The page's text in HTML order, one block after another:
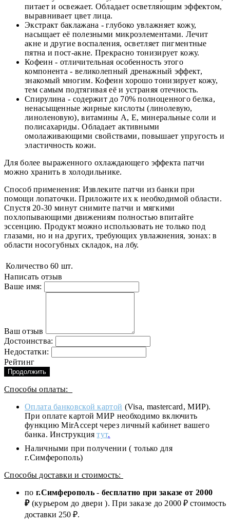
питает и освежает. Обладает осветляющим эффектом,
выравнивает цвет лица.
Экстракт баклажана - глубоко увлажняет кожу,
насыщает её полезными микроэлементами. Лечит
акне и другие воспаления, осветляет пигментные
пятна и пост-акне. Прекрасно тонизирует кожу.
Кофеин - отличительная особенность этого
компонента - великолепный дренажный эффект,
знакомый многим. Кофеин хорошо тонизирует кожу,
тем самым подтягивая её и устраняя отечность.
Спирулина - содержит до 70% полноценного белка,
ненасыщенные жирные кислоты (линолевую,
линоленовую), витамины А, Е, минеральные соли и
полисахариды. Обладает активными
омолаживающими свойствами, повышает упругость и
эластичность кожи.
Для более выраженного охлаждающего эффекта патчи
можно хранить в холодильнике.
Способ применения: Извлеките патчи из банки при
помощи лопаточки. Приложите их к необходимой области.
Спустя 20-30 минут снимите патчи и мягкими
похлопывающими движениям полностью впитайте
эссенцию. Продукт можно использовать не только под
глазами, но и на других, требующих увлажнения, зонах: в
области носогубных складок, на лбу.
Количество 60 шт.
Написать отзыв
Ваше имя:
Ваш отзыв
Достоинства:
Недостатки:
Рейтинг
Продолжить
Способы оплаты:
Оплата банковской картой (Visa, mastercard, МИР).
При оплате картой МИР необходимо включить
функцию MirAccept через личный кабинет вашего
банка. Инструкциятут.
Наличными при получении ( только для
г.Симферополь)
Способы доставки и стоимость:
по г.Симферополь- бесплатно при заказе от 2000
₽(курьером до двери ). При заказе до 2000 ₽ стоимость
доставки 250 ₽.